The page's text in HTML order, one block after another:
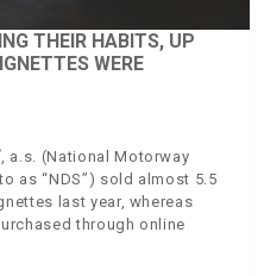
THEIR HABITS, UP
WERE
(National Motorway
as “NDS”) sold almost 5.5
last year, whereas
through online